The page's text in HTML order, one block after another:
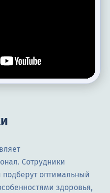
Сотрудники
оптимальный
здоровья,